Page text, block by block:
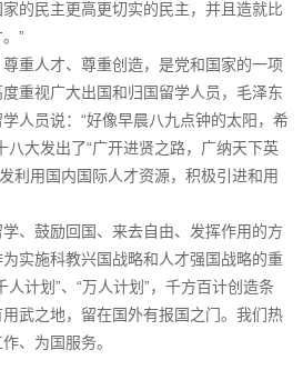
的民主更高更切实的民主，并且造就比
”
人才、尊重创造，是党和国家的一项
重视广大出国和归国留学人员，毛泽东
人员说：“好像早晨八九点钟的太阳，希
八大发出了“广开进贤之路，广纳天下英
利用国内国际人才资源，积极引进和用
鼓励回国、来去自由、发挥作用的方
实施科教兴国战略和人才强国战略的重
计划”、“万人计划”，千方百计创造条
武之地，留在国外有报国之门。我们热
、为国服务。